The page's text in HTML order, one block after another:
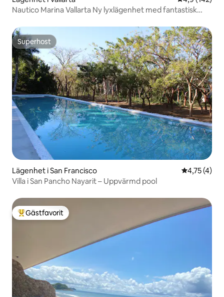
Nautico Marina Vallarta Ny lyxlägenhet med fantastisk
Superhost
Superhost
Lägenhet i San Francisco 4,75 av 5 i
4,75 (4)
Villa i San Pancho Nayarit – Uppvärmd pool
Populär gästfavorit
Gästfavorit